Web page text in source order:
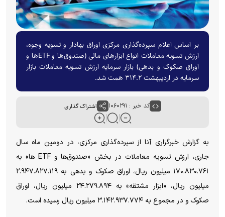
بر اساس اعلام سپرده‌گذاری مرکزی اوراق بهادار و تسویه وجوه،
ارزش تسویه معاملات انواع ابزار‌های مالی (صندوق‌ها و ETF‌ها و
اوراق صکوک و بدهی) بازار سرمایه ارزش تسویه معاملات بازار
سرمایه در اردیبهشت ۳۱۴.۲ همت شد.
کد خبر : ۱۰۶۰۲۹۱ اشتراک گذاری
به گزارش خبرگزاری آنا از سپرده‌گذاری مرکزی، در دومین ماه سال
جاری، ارزش تسویه معاملات در بخش «صندوق‌ها و ETF ها» به
۱۷۰.۸۳۰.۷۶۱ میلیون ریال، اوراق صکوک و بدهی به ۲.۹۴۷.۸۲۷.۱۱۹
میلیون ریال، «ابزار مشتقه» به ۲۴.۲۷۹.۸۹۴ میلیون ریال، اوراق
صکوک و در مجموع به ۳.۱۴۲.۹۳۷.۷۷۴ میلیون ریال رسیده است.